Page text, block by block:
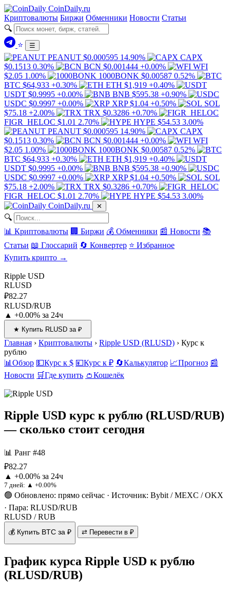
CoinDaily.ru
Криптовалюты Биржи Обменники Новости Статьи
🔍
⭐
☰
PEANUT $0.000595 14.90%
CAPX
$0.1513 0.30% BCN $0.001444 +0.00%
WFI
$2.05 1.00% 1000BONK $0.00587 0.52%
BTC $64,933 +0.30% ETH $1,919 +0.40%
USDT $0.9995 +0.00% BNB $595.38 +0.90%
USDC $0.9997 +0.00% XRP $1.04 +0.50%
SOL
$75.18 +2.00% TRX $0.3286 +0.70%
FIGR_HELOC $1.01 2.70% HYPE $54.53 3.00%
PEANUT $0.000595 14.90%
CAPX
$0.1513 0.30% BCN $0.001444 +0.00%
WFI
$2.05 1.00% 1000BONK $0.00587 0.52%
BTC $64,933 +0.30% ETH $1,919 +0.40%
USDT $0.9995 +0.00% BNB $595.38 +0.90%
USDC $0.9997 +0.00% XRP $1.04 +0.50%
SOL
$75.18 +2.00% TRX $0.3286 +0.70%
FIGR_HELOC $1.01 2.70% HYPE $54.53 3.00%
CoinDaily.ru ✕
🔍
📊 Криптовалюты 🏢 Биржи 💰 Обменники 📰 Новости 📚
Статьи 📖 Глоссарий 🔄 Конвертер ⭐ Избранное
Купить крипто →
Ripple USD
RLUSD
₽82.27
RLUSD/RUB
▲ +0.00% за 24ч
★ Купить RLUSD за ₽
Главная › Криптовалюты › Ripple USD (RLUSD) › Курс к
рублю
📊 Обзор 💵Курс к $ 💴Курс к ₽ 🔄Калькулятор 📈Прогноз 📰
Новости 🛒Где купить 👛Кошелёк
Ripple USD курс к рублю (RLUSD/RUB)
— сколько стоит сегодня
📊 Ранг #48
₽82.27
▲ +0.00% за 24ч
7 дней: ▲ +0.00%
🟢 Обновлено: прямо сейчас · Источник: Bybit / MEXC / OKX
· Пара: RLUSD/RUB
RLUSD / RUB
💰 Купить BTC за ₽ ⇄ Перевести в ₽
График курса Ripple USD к рублю
(RLUSD/RUB)